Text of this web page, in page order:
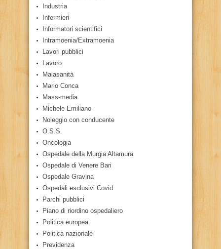
Industria
Infermieri
Informatori scientifici
Intramoenia/Extramoenia
Lavori pubblici
Lavoro
Malasanità
Mario Conca
Mass-media
Michele Emiliano
Noleggio con conducente
O.S.S.
Oncologia
Ospedale della Murgia Altamura
Ospedale di Venere Bari
Ospedale Gravina
Ospedali esclusivi Covid
Parchi pubblici
Piano di riordino ospedaliero
Politica europea
Politica nazionale
Previdenza